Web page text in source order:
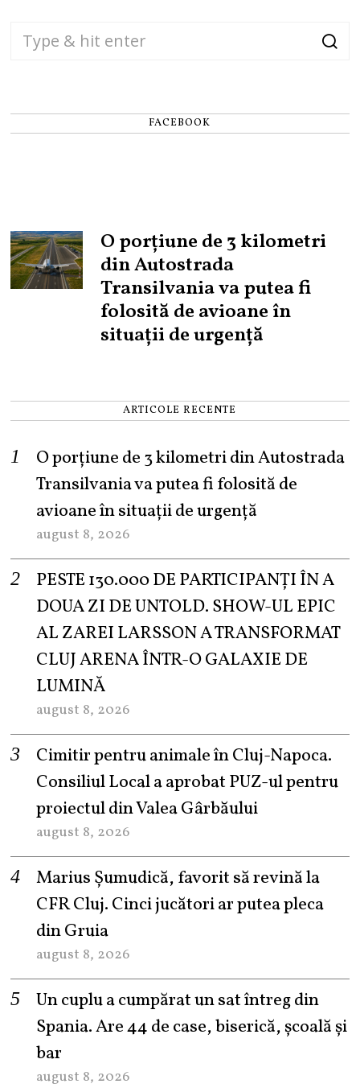
FACEBOOK
O porțiune de 3 kilometri
din Autostrada
Transilvania va putea fi
folosită de avioane în
situații de urgență
ARTICOLE RECENTE
O porțiune de 3 kilometri din Autostrada
Transilvania va putea fi folosită de
avioane în situații de urgență
august 8, 2026
PESTE 130.000 DE PARTICIPANȚI ÎN A
DOUA ZI DE UNTOLD. SHOW-UL EPIC
AL ZAREI LARSSON A TRANSFORMAT
CLUJ ARENA ÎNTR-O GALAXIE DE
LUMINĂ
august 8, 2026
Cimitir pentru animale în Cluj-Napoca.
Consiliul Local a aprobat PUZ-ul pentru
proiectul din Valea Gârbăului
august 8, 2026
Marius Șumudică, favorit să revină la
CFR Cluj. Cinci jucători ar putea pleca
din Gruia
august 8, 2026
Un cuplu a cumpărat un sat întreg din
Spania. Are 44 de case, biserică, școală și
bar
august 8, 2026